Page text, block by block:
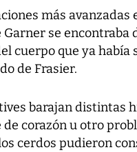
más
Garner se encontraba
cuerpo que ya había
de Frasier.
barajan distintas
de corazón u otro
cerdos pudieron